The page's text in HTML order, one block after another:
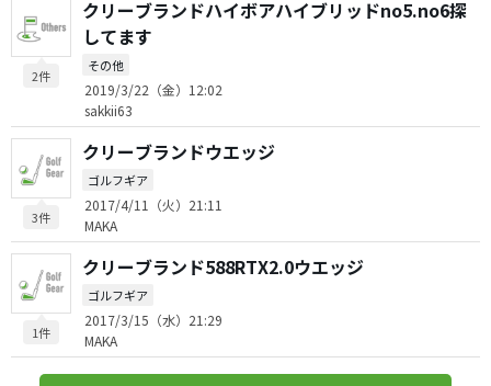
2件
クリーブランドハイボアハイブリッドno5.no6探
してます
その他
2019/3/22（金）12:02
sakkii63
3件
クリーブランドウエッジ
ゴルフギア
2017/4/11（火）21:11
MAKA
1件
クリーブランド588RTX2.0ウエッジ
ゴルフギア
2017/3/15（水）21:29
MAKA